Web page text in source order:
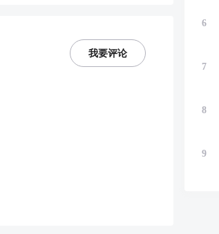
我要评论
6
7
8
9